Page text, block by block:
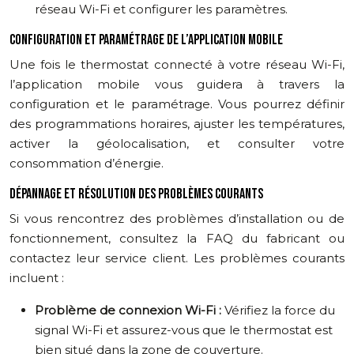
réseau Wi-Fi et configurer les paramètres.
CONFIGURATION ET PARAMÉTRAGE DE L’APPLICATION MOBILE
Une fois le thermostat connecté à votre réseau Wi-Fi,
l’application mobile vous guidera à travers la
configuration et le paramétrage. Vous pourrez définir
des programmations horaires, ajuster les températures,
activer la géolocalisation, et consulter votre
consommation d’énergie.
DÉPANNAGE ET RÉSOLUTION DES PROBLÈMES COURANTS
Si vous rencontrez des problèmes d’installation ou de
fonctionnement, consultez la FAQ du fabricant ou
contactez leur service client. Les problèmes courants
incluent :
Problème de connexion Wi-Fi : Vérifiez la force du
signal Wi-Fi et assurez-vous que le thermostat est
bien situé dans la zone de couverture.